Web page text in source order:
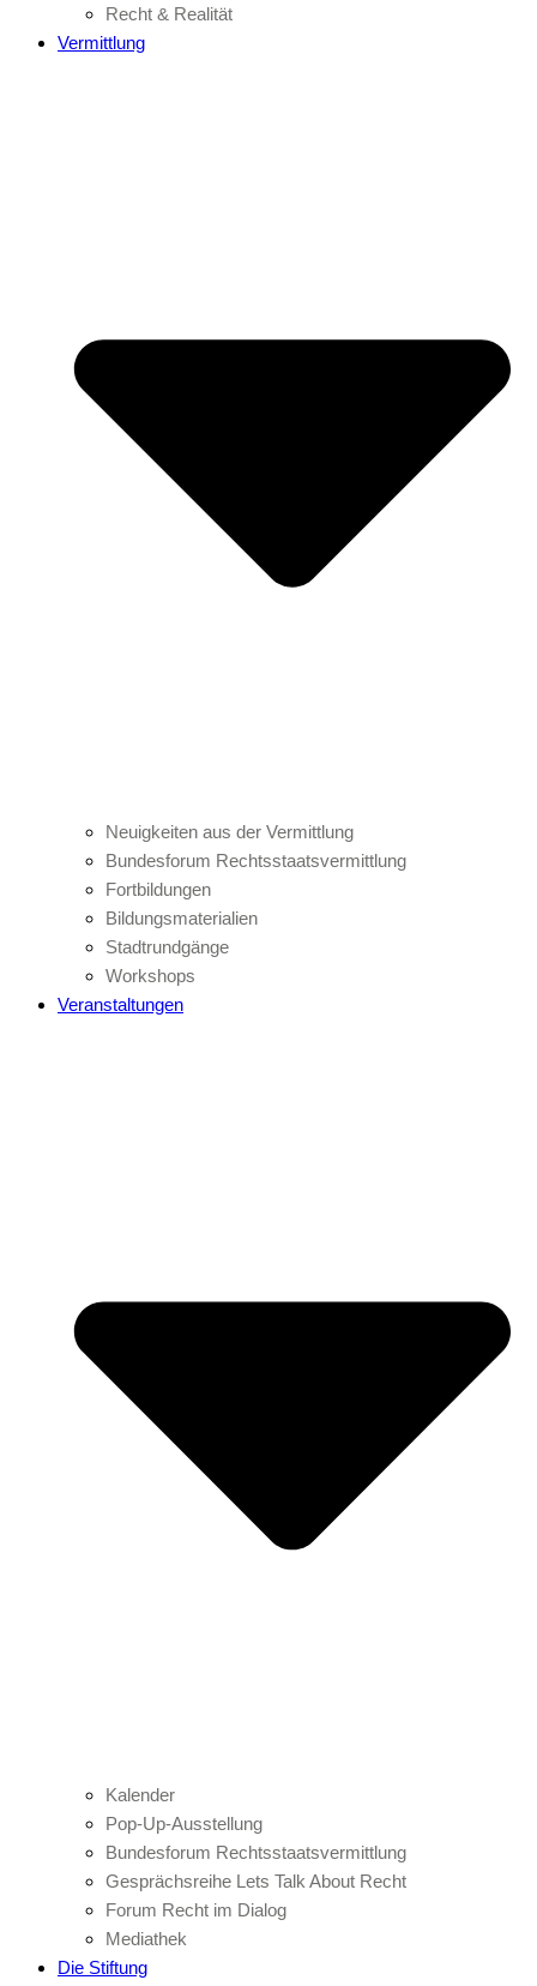
Recht & Realität
Vermittlung
Neuigkeiten aus der Vermittlung
Bundesforum Rechtsstaatsvermittlung
Fortbildungen
Bildungsmaterialien
Stadtrundgänge
Workshops
Veranstaltungen
Kalender
Pop-Up-Ausstellung
Bundesforum Rechtsstaatsvermittlung
Gesprächsreihe Lets Talk About Recht
Forum Recht im Dialog
Mediathek
Die Stiftung